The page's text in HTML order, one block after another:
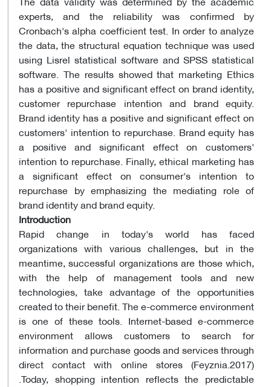
experts, and the reliability was confirmed by
Cronbach's alpha coefficient test. In order to analyze
the data, the structural equation technique was used
using Lisrel statistical software and SPSS statistical
software. The results showed that marketing Ethics
has a positive and significant effect on brand identity,
customer repurchase intention and brand equity.
Brand identity has a positive and significant effect on
customers' intention to repurchase. Brand equity has
a positive and significant effect on customers'
intention to repurchase. Finally, ethical marketing has
a significant effect on consumer's intention to
repurchase by emphasizing the mediating role of
brand identity and brand equity.
Introduction
Rapid change in today's world has faced
organizations with various challenges, but in the
meantime, successful organizations are those which,
with the help of management tools and new
technologies, take advantage of the opportunities
created to their benefit. The e-commerce environment
is one of these tools. Internet-based e-commerce
environment allows customers to search for
information and purchase goods and services through
direct contact with online stores (Feyznia.2017)
.Today, shopping intention reflects the predictable